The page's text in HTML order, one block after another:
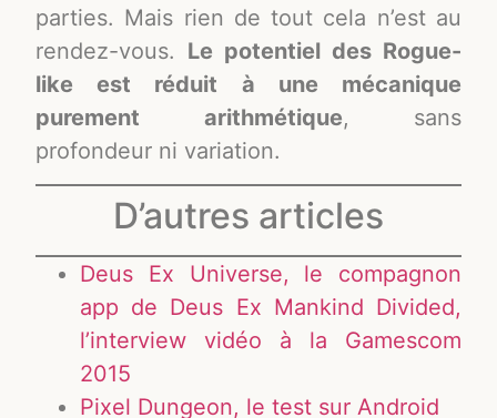
parties. Mais rien de tout cela n’est au
rendez-vous. Le potentiel des Rogue-
like est réduit à une mécanique
purement arithmétique, sans
profondeur ni variation.
D’autres articles
Deus Ex Universe, le compagnon
app de Deus Ex Mankind Divided,
l’interview vidéo à la Gamescom
2015
Pixel Dungeon, le test sur Android